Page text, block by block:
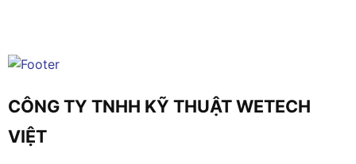
CÔNG TY TNHH KỸ THUẬT WETECH
VIỆT